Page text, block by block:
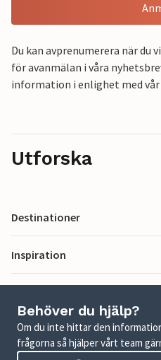
Du kan avprenumerera när du
för avanmälan i våra
information i enlighet med vår
Utforska
Destinationer
Inspiration
Behöver du hjälp?
Om du inte hittar den
frågorna så hjälper vårt team